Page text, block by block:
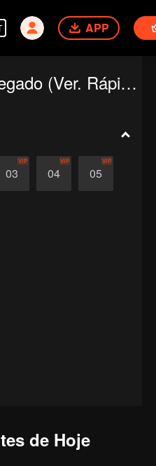
APP
Imortal Renegado (Ver. Rápida)
03
VIP
04
VIP
05
VIP
de Hoje